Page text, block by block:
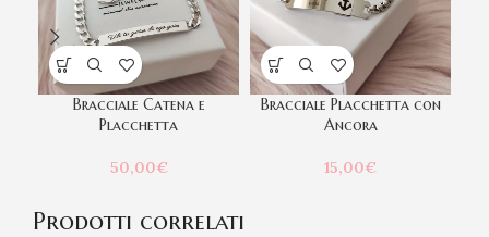
Bracciale Catena e
Placchetta
50,00€
Bracciale Placchetta con
Ancora
15,00€
Prodotti correlati